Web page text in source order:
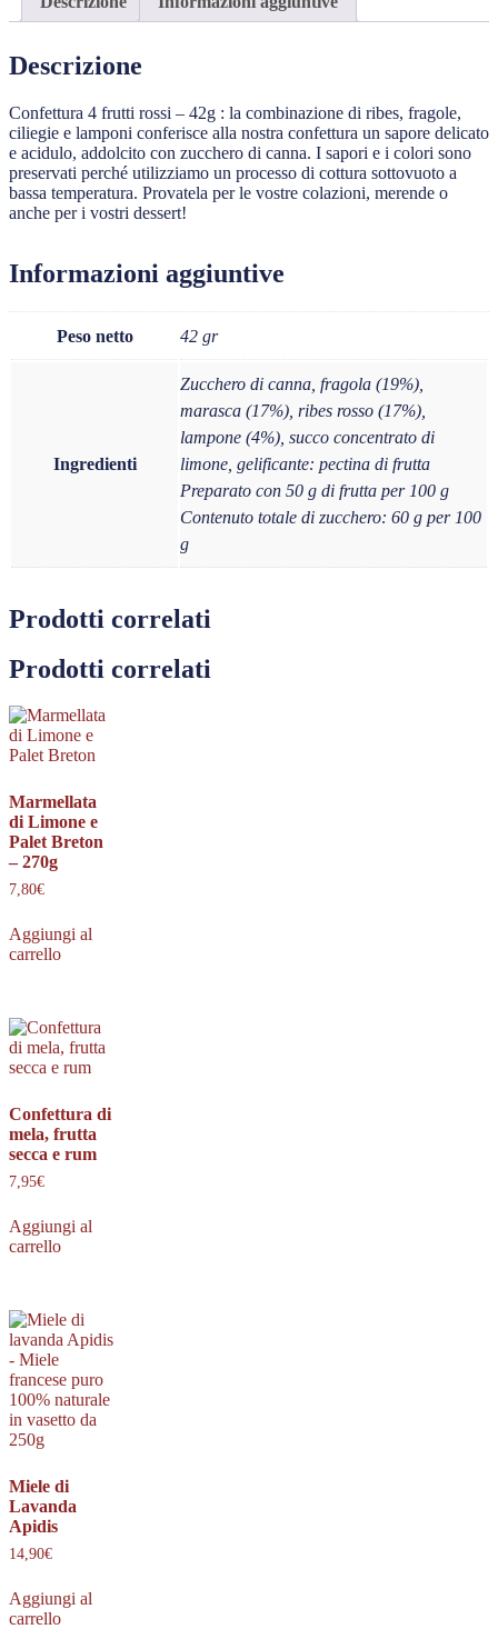
Descrizione
Confettura 4 frutti rossi – 42g : la combinazione di ribes, fragole,
ciliegie e lamponi conferisce alla nostra confettura un sapore delicato
e acidulo, addolcito con zucchero di canna. I sapori e i colori sono
preservati perché utilizziamo un processo di cottura sottovuoto a
bassa temperatura. Provatela per le vostre colazioni, merende o
anche per i vostri dessert!
Informazioni aggiuntive
Peso netto 42 gr
Ingredienti
Zucchero di canna, fragola (19%),
marasca (17%), ribes rosso (17%),
lampone (4%), succo concentrato di
limone, gelificante: pectina di frutta
Preparato con 50 g di frutta per 100 g
Contenuto totale di zucchero: 60 g per 100
g
Prodotti correlati
Prodotti correlati
Marmellata
di Limone e
Palet Breton
– 270g
7,80€
Aggiungi al
carrello
Confettura di
mela, frutta
secca e rum
7,95€
Aggiungi al
carrello
Miele di
Lavanda
Apidis
14,90€
Aggiungi al
carrello